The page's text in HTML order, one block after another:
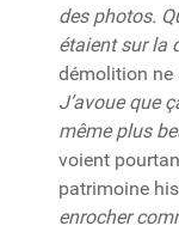
des photos.
étaient sur la
démolition ne
J’avoue que
même plus
voient
patrimoine
enrocher